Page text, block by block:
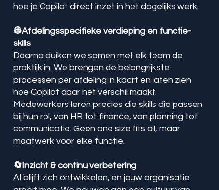
hoe je Copilot direct inzet in het dagelijks werk.
👷Afdelingsspecifieke verdieping en functie-
skills
Daarna duiken we samen met elk team de
praktijk in. We brengen de belangrijkste
processen per afdeling in kaart en laten zien
hoe Copilot daar het verschil maakt.
Medewerkers leren precies die skills die passen
bij hun rol, van HR tot finance, van planning tot
communicatie. Geen one size fits all, maar
maatwerk voor elke functie.
🔄️Inzicht & continu verbetering
AI blijft zich ontwikkelen, en jouw organisatie